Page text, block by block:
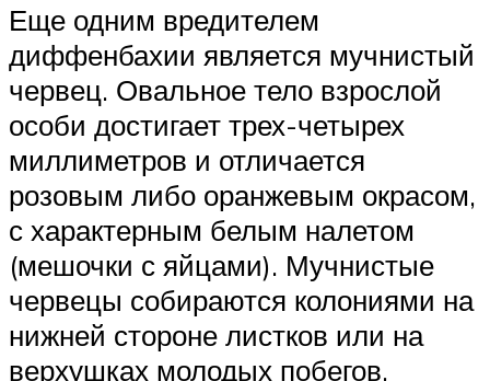
Еще одним вредителем
диффенбахии является мучнистый
червец. Овальное тело взрослой
особи достигает трех-четырех
миллиметров и отличается
розовым либо оранжевым окрасом,
с характерным белым налетом
(мешочки с яйцами). Мучнистые
червецы собираются колониями на
нижней стороне листков или на
верхушках молодых побегов,